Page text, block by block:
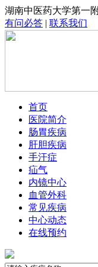
湖南中医药大学第一
有问必答 | 联系我们
首页
医院简介
肠胃疾病
肝胆疾病
手汗症
疝气
内镜中心
血管外科
常见疾病
中心动态
在线预约